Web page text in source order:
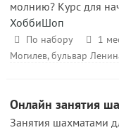
молнию? Курс для
ХоббиШоп
По набору
1
Могилев, бульвар
Онлайн занятия
Занятия шахматами